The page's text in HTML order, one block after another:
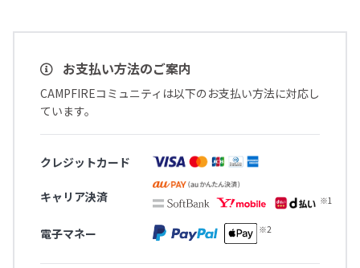
お支払い方法のご案内
CAMPFIREコミュニティは以下のお支払い方法に対応し
ています。
クレジットカード
キャリア決済
電子マネー